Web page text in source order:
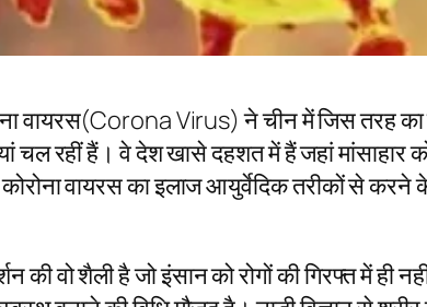
वायरस(Corona Virus) ने चीन में जिस तरह का
चल रहीं हैं। वे देश खासे दहशत में हैं जहां मांसाहार
वायरस का इलाज आयुर्वेदिक तरीकों से करने
की वो शैली है जो इंसान को रोगों की गिरफ्त में ही